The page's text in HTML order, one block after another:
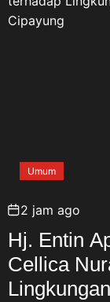
Umum
2 jam ago
Hj. Entin
Cellica